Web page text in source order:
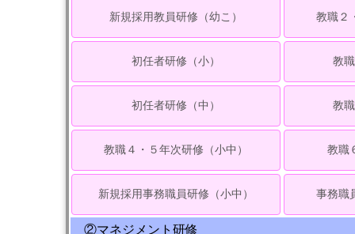
新規採用教員研修（幼こ） 教職２
初任者研修（小） 教
初任者研修（中） 教
教職４・５年次研修（小中） 教職
新規採用事務職員研修（小中） 事務職
②マネジメント研修